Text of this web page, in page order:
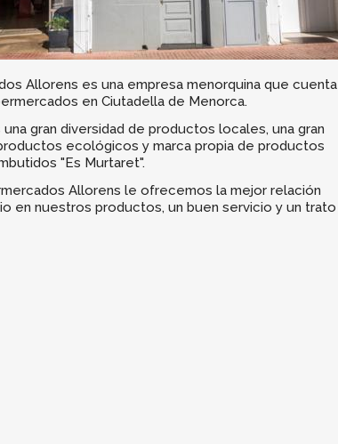
Allorens es una empresa menorquina que cuenta
en Ciutadella de Menorca.
una gran diversidad de productos locales, una gran
ecológicos y marca propia de productos
"Es Murtaret".
Allorens le ofrecemos la mejor relación
en nuestros productos, un buen servicio y un trato